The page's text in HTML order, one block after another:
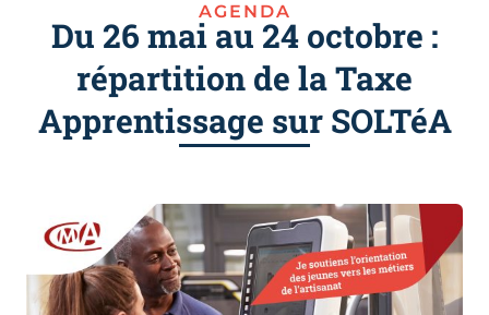
AGENDA
Du 26 mai au 24 octobre :
répartition de la Taxe
Apprentissage sur SOLTéA